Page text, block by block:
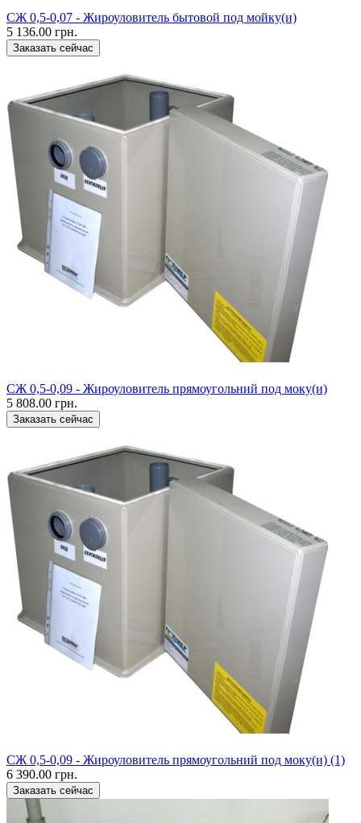
CЖ 0,5-0,07 - Жироуловитель бытовой под мойку(и)
5 136.00 грн.
Заказать сейчас
CЖ 0,5-0,09 - Жироуловитель прямоугольний под моку(и)
5 808.00 грн.
Заказать сейчас
CЖ 0,5-0,09 - Жироуловитель прямоугольний под моку(и) (1)
6 390.00 грн.
Заказать сейчас